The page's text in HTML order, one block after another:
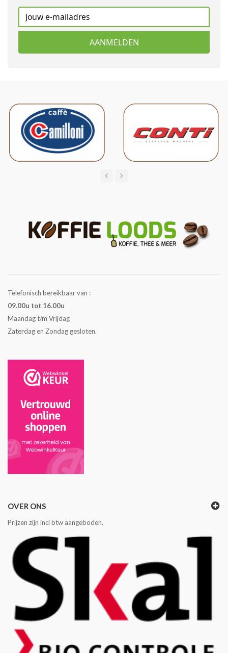
AANMELDEN
Telefonisch bereikbaar van :
09.00u tot 16.00u
Maandag t/m Vrijdag
Zaterdag en Zondag gesloten.
OVER ONS
Prijzen zijn incl btw aangeboden.